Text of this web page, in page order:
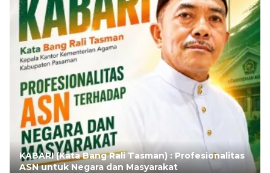
KABARI (Kata Bang Rali Tasman) : Profesionalitas
ASN untuk Negara dan Masyarakat